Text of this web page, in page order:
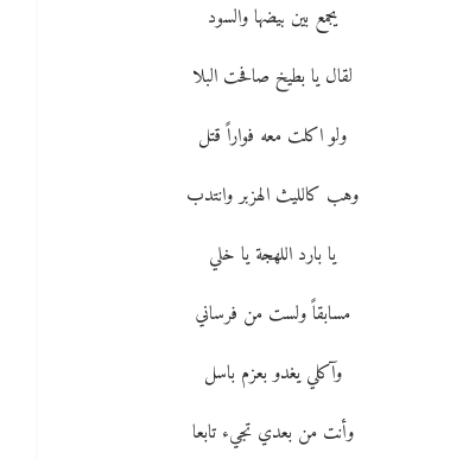
يجمع بين بيضها والسود
لقال يا بطيخ صافحت البلا
ولو اكلت معه فواراً قتل
وهب كالليث الهزبر وانتدب
يا بارد اللهجة يا خلي
مسابقاً ولست من فرساني
وآكلي يغدو بعزم باسل
وأنت من بعدي تجيء تابعا